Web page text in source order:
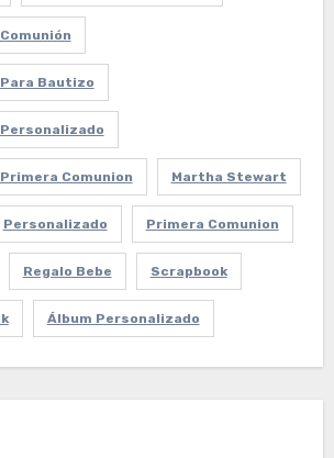
Bautizo
Comunion Martha Stewart
Personalizado Primera Comunion
Regalo Bebe Scrapbook
Álbum Personalizado